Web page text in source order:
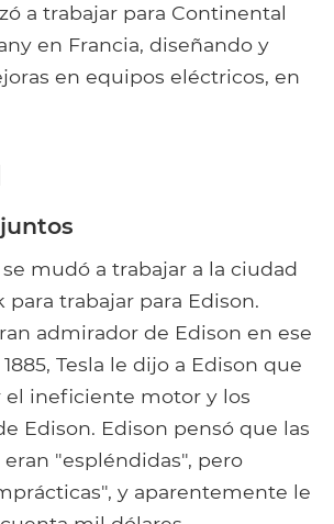
a trabajar para Continental
en Francia, diseñando y
en equipos eléctricos, en
se mudó a trabajar a la ciudad
para trabajar para Edison.
admirador de Edison en ese
Tesla le dijo a Edison que
el ineficiente motor y los
Edison. Edison pensó que las
eran "espléndidas", pero
y aparentemente le